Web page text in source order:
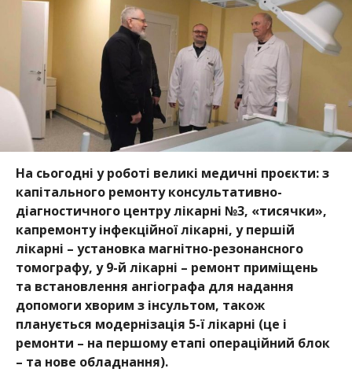
На сьогодні у роботі великі медичні проєкти: з
капітального ремонту консультативно-
діагностичного центру лікарні №3, «тисячки»,
капремонту інфекційної лікарні, у першій
лікарні – установка магнітно-резонансного
томографу, у 9-й лікарні – ремонт приміщень
та встановлення ангіографа для надання
допомоги хворим з інсультом, також
планується модернізація 5-ї лікарні (це і
ремонти – на першому етапі операційний блок
– та нове обладнання).